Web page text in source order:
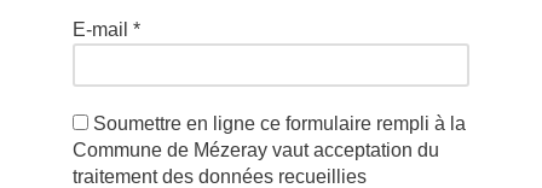
E-mail *
Soumettre en ligne ce formulaire rempli à la
Commune de Mézeray vaut acceptation du
traitement des données recueillies